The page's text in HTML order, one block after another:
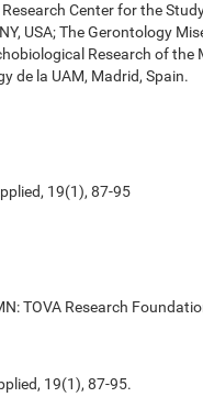
Center for the
USA; The Gerontology
Research of the
de la UAM, Madrid, Spain.
19(1), 87-95
TOVA Research
19(1), 87-95.